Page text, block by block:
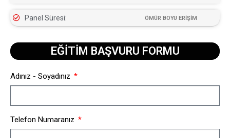
Panel Süresi: ÖMÜR BOYU ERİŞİM
EĞİTİM BAŞVURU FORMU​
Adınız - Soyadınız
Telefon Numaranız